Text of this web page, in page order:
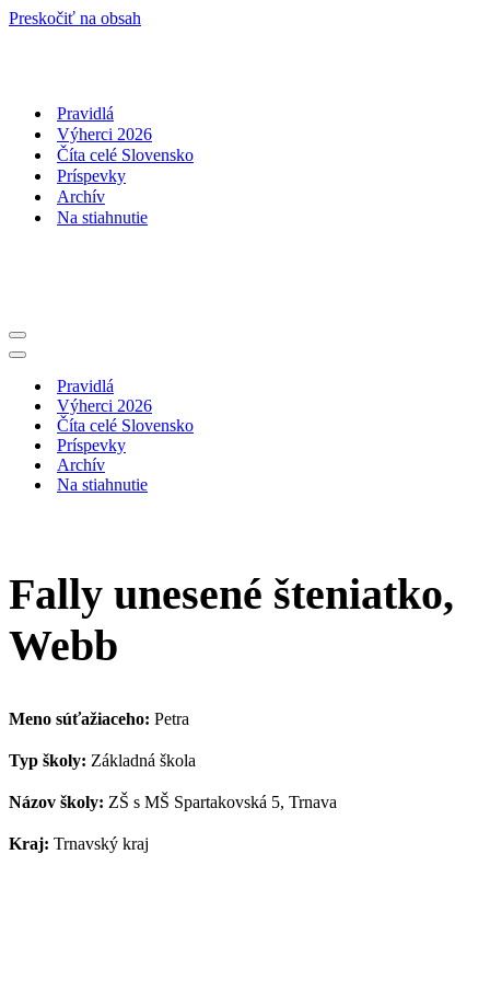
Preskočiť na obsah
Pravidlá
Výherci 2026
Číta celé Slovensko
Príspevky
Archív
Na stiahnutie
Menu
navigácie
Menu
navigáciePravidlá
Výherci 2026
Číta celé Slovensko
Príspevky
Archív
Na stiahnutie
Fally unesené šteniatko,
Webb
Meno súťažiaceho: Petra
Typ školy: Základná škola
Názov školy: ZŠ s MŠ Spartakovská 5, Trnava
Kraj: Trnavský kraj